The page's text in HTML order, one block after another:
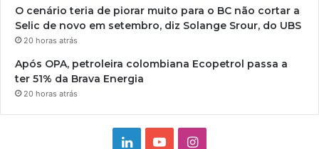
O cenário teria de piorar muito para o BC não cortar a
Selic de novo em setembro, diz Solange Srour, do UBS
20 horas atrás
Após OPA, petroleira colombiana Ecopetrol passa a
ter 51% da Brava Energia
20 horas atrás
LinkedinYouTubeInstagram